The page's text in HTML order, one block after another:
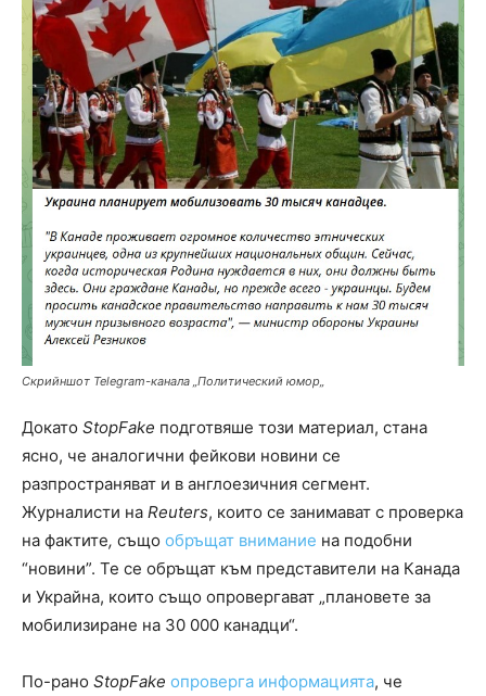
Скрийншот Telegram-канала „Политический юмор
Докато StopFake подготвяше този материал, стана
ясно, че аналогични фейкови новини се
разпространяват и в англоезичния сегмент.
Журналисти на Reuters, които се занимават с проверка
на фактите, също обръщат внимание на подобни
“новини”. Те се обръщат към представители на Канада
и Украйна, които също опровергават „плановете за
мобилизиране на 30 000 канадци“.
По-рано StopFake опроверга информацията, че